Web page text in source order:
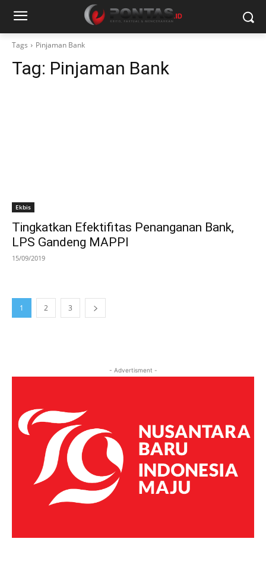
Tags Pinjaman Bank
Tag: Pinjaman Bank
Ekbis
Tingkatkan Efektifitas Penanganan Bank,
LPS Gandeng MAPPI
15/09/2019
1 2 3
- Advertisment -